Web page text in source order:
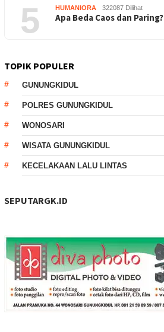
5 HUMANIORA 322087 Dilihat
Apa Beda Caos dan Paring?
TOPIK POPULER
GUNUNGKIDUL
POLRES GUNUNGKIDUL
WONOSARI
WISATA GUNUNGKIDUL
KECELAKAAN LALU LINTAS
SEPUTARGK.ID